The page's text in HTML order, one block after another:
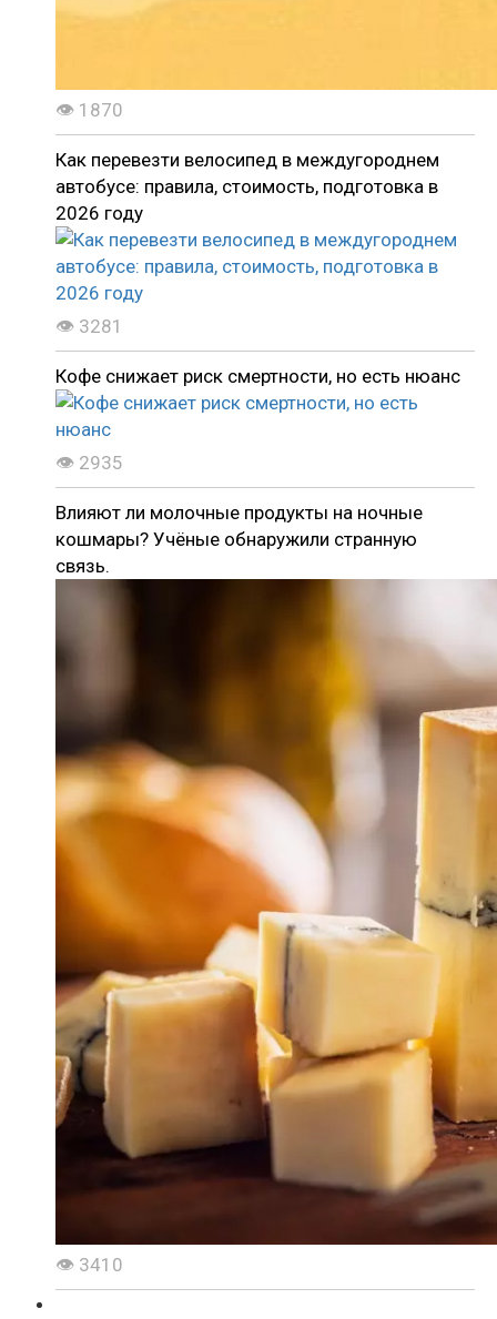
👁 1870
Как перевезти велосипед в междугороднем
автобусе: правила, стоимость, подготовка в
2026 году
👁 3281
Кофе снижает риск смертности, но есть нюанс
👁 2935
Влияют ли молочные продукты на ночные
кошмары? Учёные обнаружили странную
связь.
👁 3410